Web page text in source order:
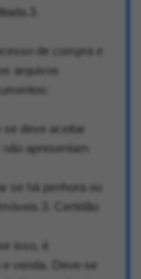
de compra e
arquivos
deve aceitar
apresentam
se há penhora ou
Certidão
isso, é
venda. Deve-se